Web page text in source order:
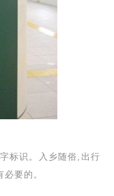
标识。入乡随俗,出行
要的。